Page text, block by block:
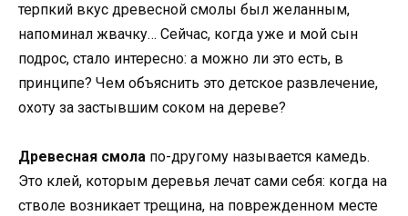
терпкий вкус древесной смолы был желанным,
напоминал жвачку… Сейчас, когда уже и мой сын
подрос, стало интересно: а можно ли это есть, в
принципе? Чем объяснить это детское развлечение,
охоту за застывшим соком на дереве?
Древесная смола по-другому называется камедь.
Это клей, которым деревья лечат сами себя: когда на
стволе возникает трещина, на поврежденном месте